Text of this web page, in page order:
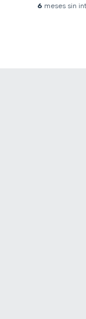
6 meses sin